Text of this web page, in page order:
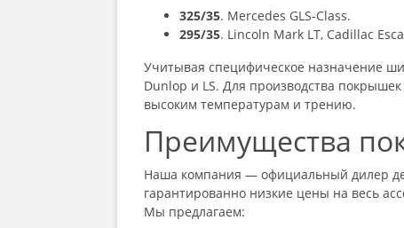
325/35. Mercedes GLS-Class.
295/35. Lincoln Mark LT, Cadillac
Учитывая специфическое назначение
Dunlop и LS. Для производства
высоким температурам и трению.
Преимущества
Наша компания — официальный дилер
гарантированно низкие цены на весь
Мы предлагаем: